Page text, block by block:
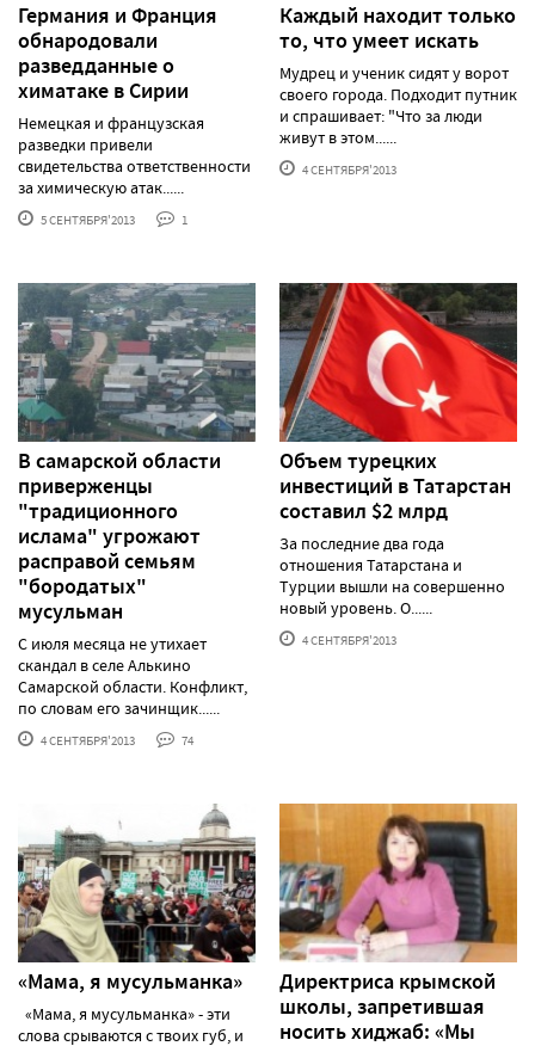
Германия и Франция
обнародовали
разведданные о
химатаке в Сирии
Немецкая и французская
разведки привели
свидетельства ответственности
за химическую атак......
5 СЕНТЯБРЯ'2013 1
Каждый находит только
то, что умеет искать
Мудрец и ученик сидят у ворот
своего города. Подходит путник
и спрашивает: "Что за люди
живут в этом......
4 СЕНТЯБРЯ'2013
В самарской области
приверженцы
"традиционного
ислама" угрожают
расправой семьям
"бородатых"
мусульман
С июля месяца не утихает
скандал в селе Алькино
Самарской области. Конфликт,
по словам его зачинщик......
4 СЕНТЯБРЯ'2013 74
Объем турецких
инвестиций в Татарстан
составил $2 млрд
За последние два года
отношения Татарстана и
Турции вышли на совершенно
новый уровень. О......
4 СЕНТЯБРЯ'2013
«Мама, я мусульманка»
«Мама, я мусульманка» - эти
слова срываются с твоих губ, и
Директриса крымской
школы, запретившая
носить хиджаб: «Мы